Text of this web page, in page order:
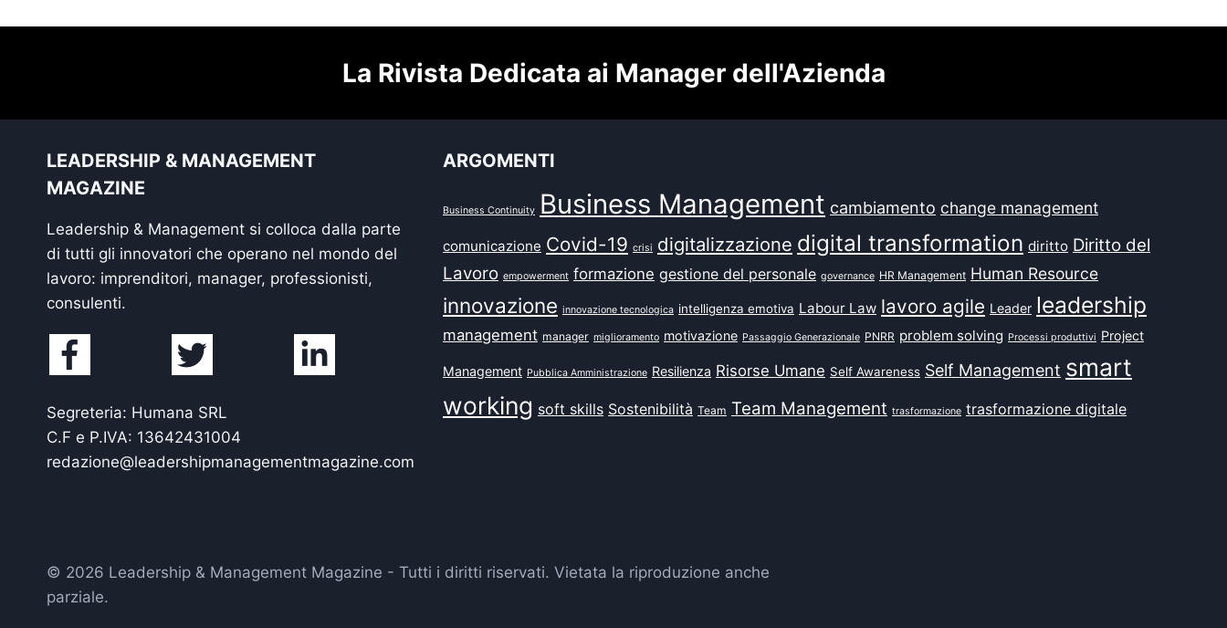
La Rivista Dedicata ai Manager dell'Azienda
LEADERSHIP & MANAGEMENT
MAGAZINE
Leadership & Management si colloca dalla parte
di tutti gli innovatori che operano nel mondo del
lavoro: imprenditori, manager, professionisti,
consulenti.
Segreteria: Humana SRL
C.F e P.IVA: 13642431004
redazione@leadershipmanagementmagazine.com
ARGOMENTI
Business Continuity Business Management cambiamento change management
comunicazione Covid-19 crisi digitalizzazione digital transformation diritto Diritto del
Lavoro empowerment formazione gestione del personale governance HR Management Human Resource
innovazione innovazione tecnologica intelligenza emotiva Labour Law lavoro agile Leader leadership
management manager miglioramento motivazione Passaggio Generazionale PNRR problem solving Processi produttivi Project
Management Pubblica Amministrazione Resilienza Risorse Umane Self Awareness Self Management smart
working soft skills Sostenibilità Team Team Management trasformazione trasformazione digitale
© 2026 Leadership & Management Magazine - Tutti i diritti riservati. Vietata la riproduzione anche
parziale.